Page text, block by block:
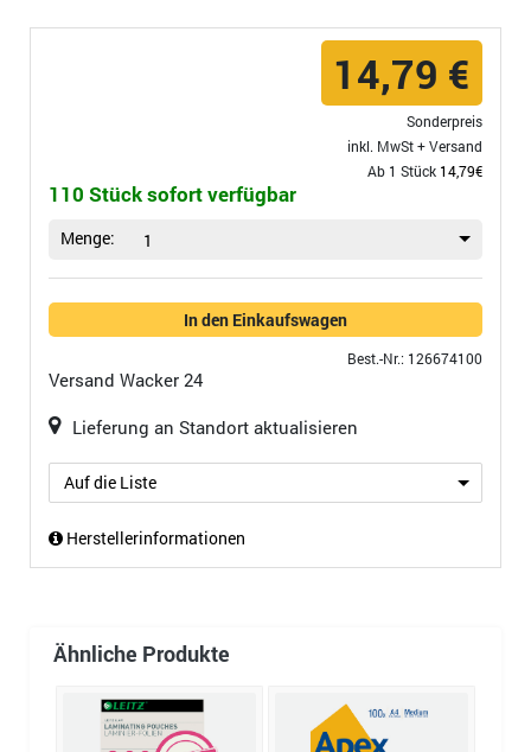
14,79 €
Sonderpreis
inkl. MwSt +Versand
Ab 1 Stück 14,79€
110 Stück sofort verfügbar
Menge: 1
In den Einkaufswagen
Best.-Nr.: 126674100
Versand Wacker 24
Lieferung an Standort aktualisieren
Auf die Liste
Herstellerinformationen
Ähnliche Produkte